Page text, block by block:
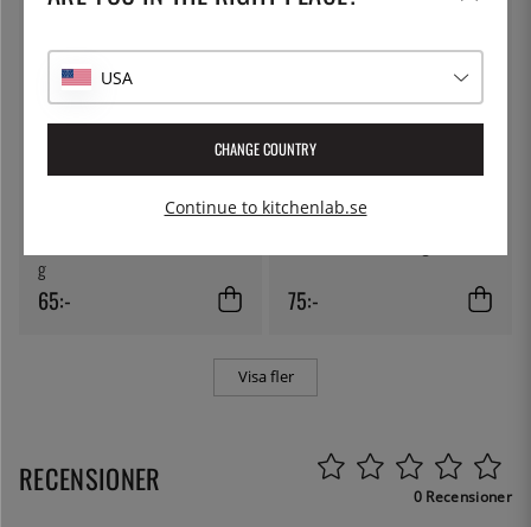
g
65:-
ÖSTLIN
75:-
Visa fler
RECENSIONER 0 Recensioner
USA
CHANGE COUNTRY
Continue to kitchenlab.se